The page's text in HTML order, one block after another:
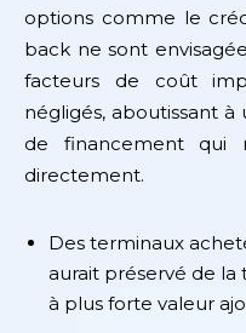
options comme le
back ne sont
facteurs de coût
négligés, aboutissant
de financement qui
directement.
Des terminaux
aurait préservé de la
à plus forte valeur